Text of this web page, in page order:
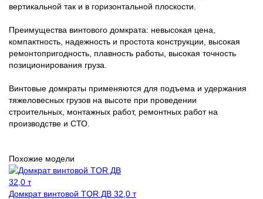
вертикальной так и в горизонтальной плоскости.
Преимущества винтового домкрата: невысокая цена,
компактность, надежность и простота конструкции, высокая
ремонтопригодность, плавность работы, высокая точность
позиционирования груза.
Винтовые домкраты применяются для подъема и удержания
тяжеловесных грузов на высоте при проведении
строительных, монтажных работ, ремонтных работ на
производстве и СТО.
Похожие модели
Домкрат винтовой TOR ДВ 32,0 т